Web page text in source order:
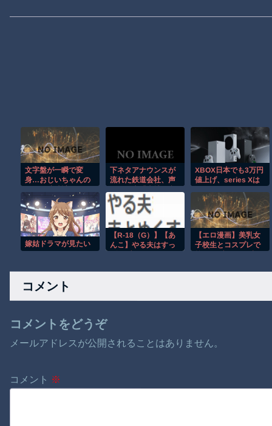
文字盤が一瞬で変
身…おじいちゃんの
ンの塊だった！
下ネタアナウンスが
流れた鉄道会社、声
図しない音声が流れ
た」
XBOX日本でも3万円
値上げ、series Xは
97480円！！！
嫁姑ドラマが見たい
【R-18（G）】【あ
んこ】やる夫はすっ
&#20448;傳】 第３
【エロ漫画】美乳女
子校生とコスプレで
ッチな一夜ｗ
コメント
コメントをどうぞ
メールアドレスが公開されることはありません。
コメント ※